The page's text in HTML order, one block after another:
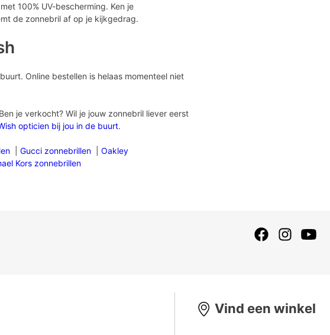
100% UV-bescherming. Ken je
de zonnebril af op je kijkgedrag.
Online bestellen is helaas momenteel niet
je verkocht? Wil je jouw zonnebril liever eerst
opticien bij jou in de buurt.
Gucci zonnebrillen
Oakley
Kors zonnebrillen
Vind een winkel